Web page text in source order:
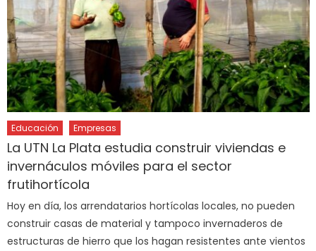
Educación Empresas
La UTN La Plata estudia construir viviendas e
invernáculos móviles para el sector
frutihortícola
Hoy en día, los arrendatarios hortícolas locales, no pueden
construir casas de material y tampoco invernaderos de
estructuras de hierro que los hagan resistentes ante vientos